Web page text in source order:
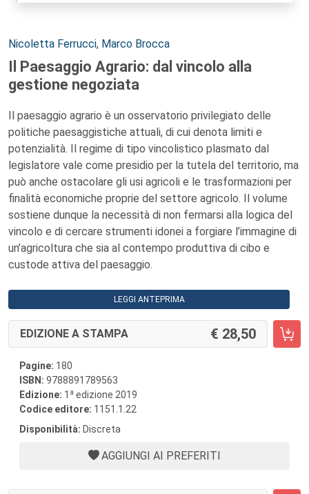
Autori:
Nicoletta Ferrucci, Marco Brocca
Il Paesaggio Agrario: dal vincolo alla
gestione negoziata
Il paesaggio agrario è un osservatorio privilegiato delle
politiche paesaggistiche attuali, di cui denota limiti e
potenzialità. Il regime di tipo vincolistico plasmato dal
legislatore vale come presidio per la tutela del territorio, ma
può anche ostacolare gli usi agricoli e le trasformazioni per
finalità economiche proprie del settore agricolo. Il volume
sostiene dunque la necessità di non fermarsi alla logica del
vincolo e di cercare strumenti idonei a forgiare l’immagine di
un’agricoltura che sia al contempo produttiva di cibo e
custode attiva del paesaggio.
LEGGI ANTEPRIMA
EDIZIONE A STAMPA 28,50
Pagine: 180
ISBN: 9788891789563
Edizione: 1 a edizione 2019
Codice editore: 1151.1.22
Disponibilità: Discreta
AGGIUNGI AI PREFERITI